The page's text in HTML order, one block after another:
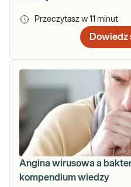
Przeczytasz w 11 minut
Dowiedz
Angina wirusowa a
kompendium wiedzy